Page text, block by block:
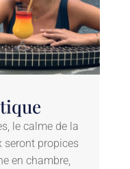
le calme de la
seront propices
en chambre,